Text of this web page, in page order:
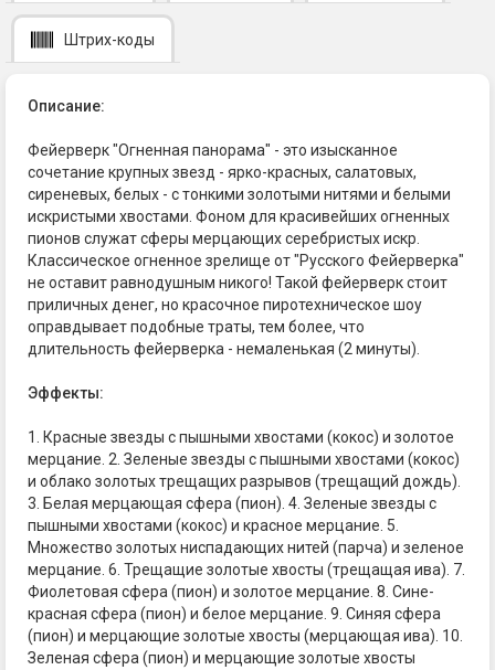
Штрих-коды
Описание:
Фейерверк "Огненная панорама" - это изысканное
сочетание крупных звезд - ярко-красных, салатовых,
сиреневых, белых - с тонкими золотыми нитями и белыми
искристыми хвостами. Фоном для красивейших огненных
пионов служат сферы мерцающих серебристых искр.
Классическое огненное зрелище от "Русского Фейерверка"
не оставит равнодушным никого! Такой фейерверк стоит
приличных денег, но красочное пиротехническое шоу
оправдывает подобные траты, тем более, что
длительность фейерверка - немаленькая (2 минуты).
Эффекты:
1. Красные звезды с пышными хвостами (кокос) и золотое
мерцание. 2. Зеленые звезды с пышными хвостами (кокос)
и облако золотых трещащих разрывов (трещащий дождь).
3. Белая мерцающая сфера (пион). 4. Зеленые звезды с
пышными хвостами (кокос) и красное мерцание. 5.
Множество золотых ниспадающих нитей (парча) и зеленое
мерцание. 6. Трещащие золотые хвосты (трещащая ива). 7.
Фиолетовая сфера (пион) и золотое мерцание. 8. Сине-
красная сфера (пион) и белое мерцание. 9. Синяя сфера
(пион) и мерцающие золотые хвосты (мерцающая ива). 10.
Зеленая сфера (пион) и мерцающие золотые хвосты